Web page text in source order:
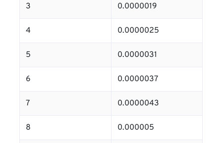
3 0.0000019
4 0.0000025
5 0.0000031
6 0.0000037
7 0.0000043
8 0.000005